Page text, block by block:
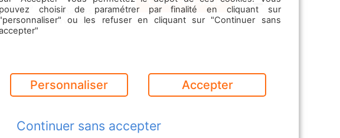
Commerces
& Services
Emploi
Menu
pouvez choisir de paramétrer par finalité en cliquant sur
"personnaliser" ou les refuser en cliquant sur "Continuer sans
Personnaliser Accepter
Continuer sans accepter